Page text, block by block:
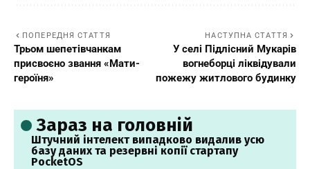
ПОПЕРЕДНЯ СТАТТЯ
Трьом шепетівчанкам
присвоєно звання «Мати-
героїня»
НАСТУПНА СТАТТЯ
У селі Підлісний Мукарів
вогнеборці ліквідували
пожежу житлового будинку
Зараз на головній
Штучний інтелект випадково видалив усю
базу даних та резервні копії стартапу
PocketOS